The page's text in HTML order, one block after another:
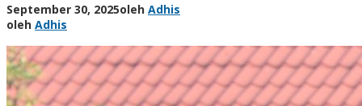
September 30, 2025oleh Adhis
oleh Adhis